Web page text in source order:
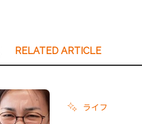
RELATED ARTICLE
ライフ